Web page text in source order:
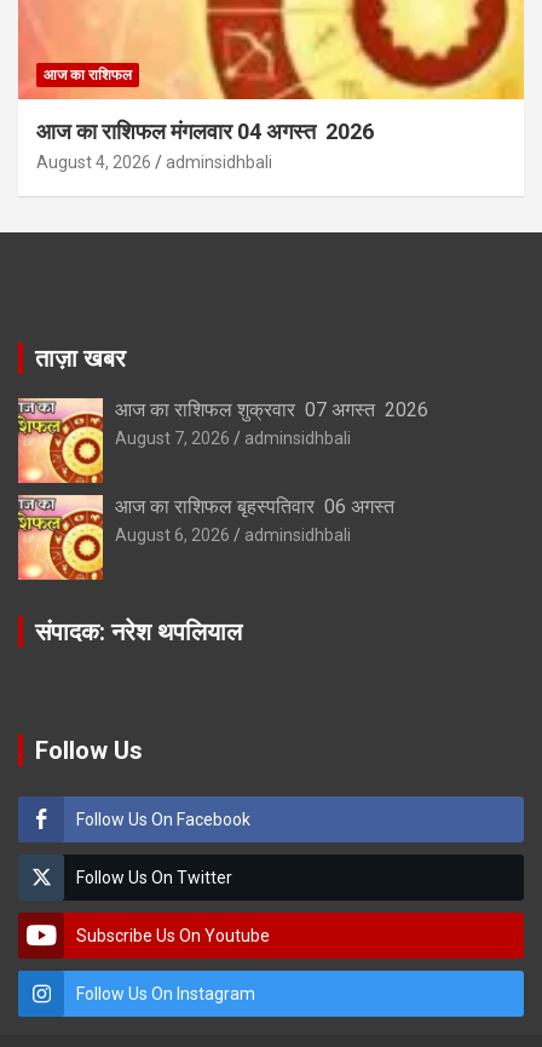
आज का राशिफल
आज का राशिफल मंगलवार 04 अगस्त 2026
August 4, 2026 adminsidhbali
ताज़ा खबर
आज का राशिफल शुक्रवार 07 अगस्त 2026
August 7, 2026 adminsidhbali
आज का राशिफल बृहस्पतिवार 06 अगस्त
August 6, 2026 adminsidhbali
संपादक: नरेश थपलियाल
Follow Us
Follow Us On Facebook
Follow Us On Twitter
Subscribe Us On Youtube
Follow Us On Instagram